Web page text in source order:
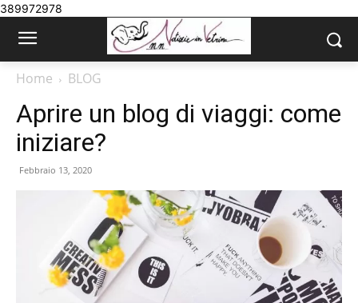
389972978
Home BLOG
Aprire un blog di viaggi: come
iniziare?
Febbraio 13, 2020